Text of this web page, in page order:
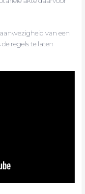
van een
regels te laten